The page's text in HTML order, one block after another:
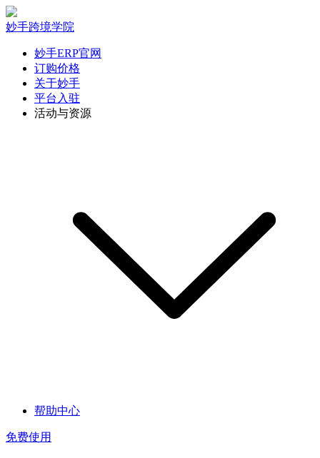
妙手跨境学院
妙手ERP官网
订购价格
关于妙手
平台入驻
活动与资源
帮助中心
免费使用